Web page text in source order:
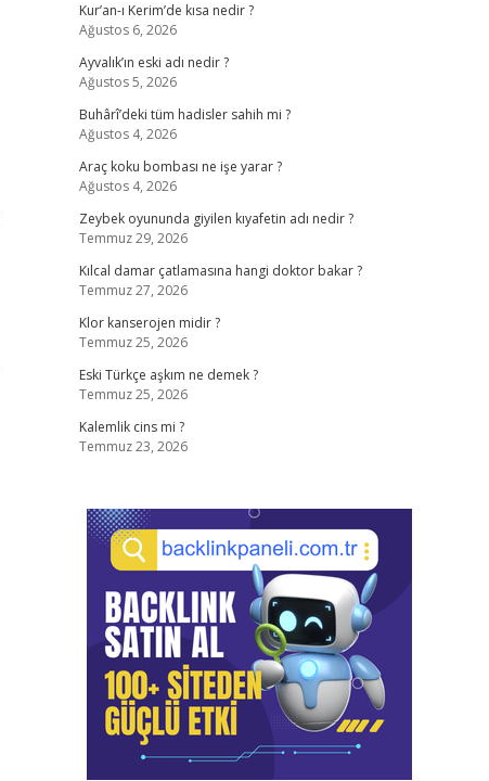
Kur’an-ı Kerim’de kısa nedir ?
Ağustos 6, 2026
Ayvalık’ın eski adı nedir ?
Ağustos 5, 2026
Buhârî’deki tüm hadisler sahih mi ?
Ağustos 4, 2026
Araç koku bombası ne işe yarar ?
Ağustos 4, 2026
Zeybek oyununda giyilen kıyafetin adı nedir ?
Temmuz 29, 2026
Kılcal damar çatlamasına hangi doktor bakar ?
Temmuz 27, 2026
Klor kanserojen midir ?
Temmuz 25, 2026
Eski Türkçe aşkım ne demek ?
Temmuz 25, 2026
Kalemlik cins mi ?
Temmuz 23, 2026